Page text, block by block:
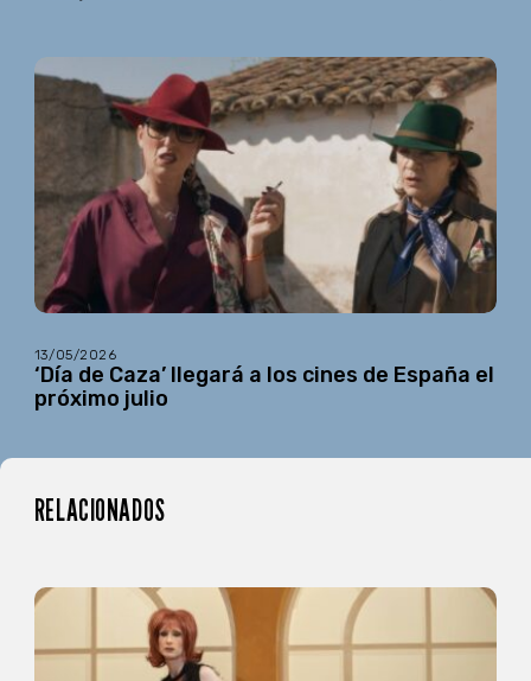
13/05/2026
‘Día de Caza’ llegará a los cines de España el
próximo julio
RELACIONADOS